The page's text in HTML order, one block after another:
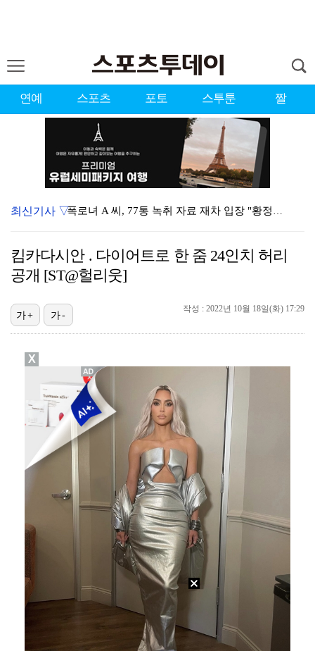
연예 스포츠 포토 스투툰 짤
폭로녀 A 씨, 77통 녹취 자료 재차 입장 "황정민은…
'이상준쇼' PD "LA 공연 비판 겸허히 수용, 허위…
아이들 미연, 첫 日 디지털 싱글 '런어웨이' 발매…청…
박해준, 오늘(6일) '산지직송3' 출격…'폭싹' 강유…
[ST포토] 지유, 키키 리더 미모는 이정도!
[ST포토] 키키 지유, '포인트 안무도 예쁘게'
[ST포토] 키키 지유, '볼콕'
최신기사 ▽
킴카다시안 . 다이어트로 한 줌 24인치 허리
공개 [ST@헐리웃]
작성 : 2022년 10월 18일(화) 17:29
가+ 가-
X